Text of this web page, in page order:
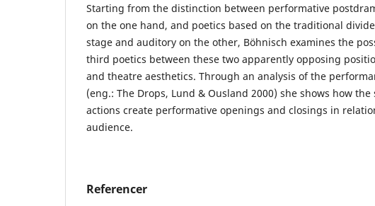
Starting from the distinction between performative
on the one hand, and poetics based on the traditional
stage and auditory on the other, Böhnisch examines the
third poetics between these two apparently opposing
and theatre aesthetics. Through an analysis of the
(eng.: The Drops, Lund & Ousland 2000) she shows how the
actions create performative openings and closings in
audience.
Referencer